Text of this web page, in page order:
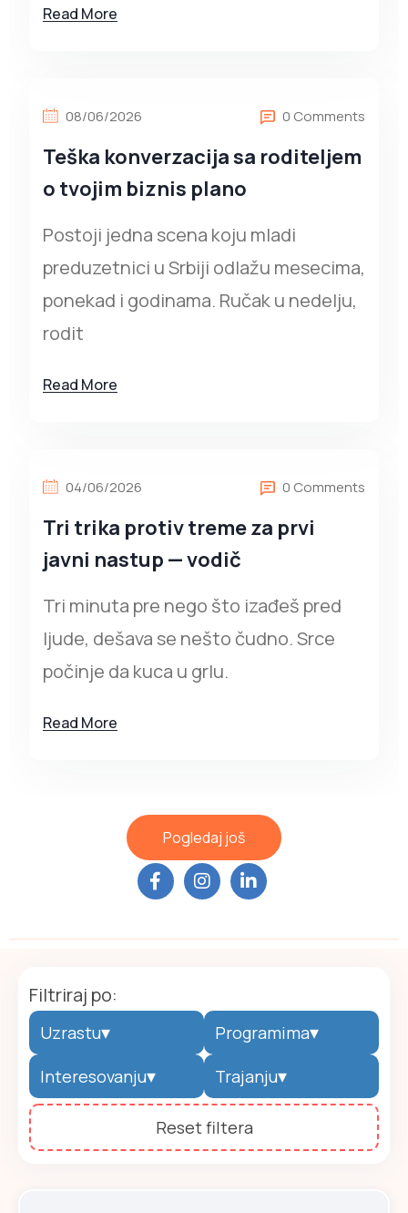
Read More
08/06/2026 0 Comments
Teška konverzacija sa roditeljem
o tvojim biznis plano
Postoji jedna scena koju mladi
preduzetnici u Srbiji odlažu mesecima,
ponekad i godinama. Ručak u nedelju,
rodit
Read More
04/06/2026 0 Comments
Tri trika protiv treme za prvi
javni nastup — vodič
Tri minuta pre nego što izađeš pred
ljude, dešava se nešto čudno. Srce
počinje da kuca u grlu.
Read More
Pogledaj još
Filtriraj po:
Uzrastu▾ Programima▾
Interesovanju▾ Trajanju▾
Reset filtera